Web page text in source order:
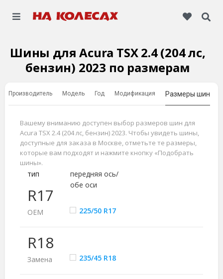
Шины для Acura TSX 2.4 (204 лс,
бензин) 2023 по размерам
Производитель Модель Год Модификация Размеры шин
Вашему вниманию доступен выбор размеров шин для
Acura TSX 2.4 (204 лс, бензин) 2023. Чтобы увидеть шины,
доступные для заказа в Москве, отметьте те размеры,
которые вам подходят и нажмите кнопку «Подобрать
шины».
R17
тип
передняя ось/
обе оси
ОЕМ 225/50 R17
R18
Замена 235/45 R18